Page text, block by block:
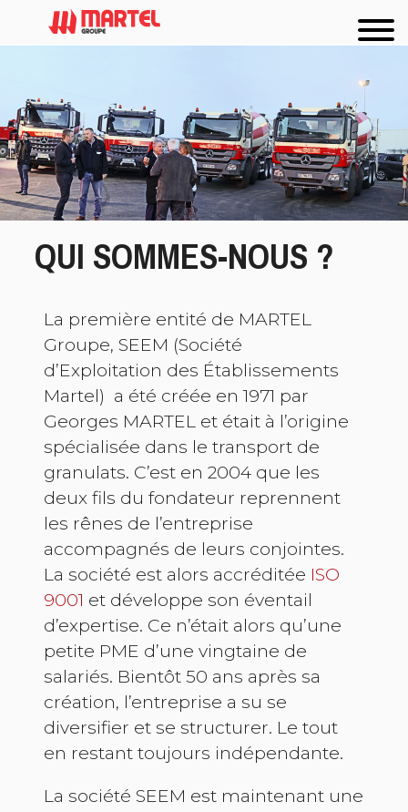
QUI SOMMES-NOUS ?
La première entité de MARTEL
Groupe, SEEM (Société
d’Exploitation des Établissements
Martel) a été créée en 1971 par
Georges MARTEL et était à l’origine
spécialisée dans le transport de
granulats. C’est en 2004 que les
deux fils du fondateur reprennent
les rênes de l’entreprise
accompagnés de leurs conjointes.
La société est alors accréditée ISO
9001 et développe son éventail
d’expertise. Ce n’était alors qu’une
petite PME d’une vingtaine de
salariés. Bientôt 50 ans après sa
création, l’entreprise a su se
diversifier et se structurer. Le tout
en restant toujours indépendante.
La société SEEM est maintenant une